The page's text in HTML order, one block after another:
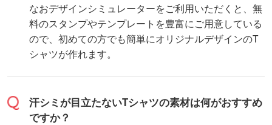
なおデザインシミュレーターをご利用いただくと、無
料のスタンプやテンプレートを豊富にご用意している
ので、初めての方でも簡単にオリジナルデザインのT
シャツが作れます。
汗シミが目立たないTシャツの素材は何がおすすめ
ですか？